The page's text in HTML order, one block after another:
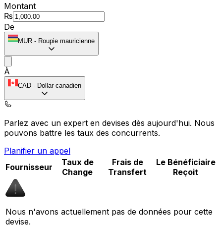
Montant
₨
De
MUR - Roupie mauricienne
À
CAD - Dollar canadien
Parlez avec un expert en devises dès aujourd'hui. Nous
pouvons battre les taux des concurrents.
Planifier un appel
Fournisseur
Taux de
Change
Frais de
Transfert
Le Bénéficiaire
Reçoit
Nous n'avons actuellement pas de données pour cette
devise.